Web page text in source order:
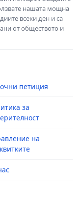
нашата мощна
всеки ден и са
от обществото и
петиция
за
на